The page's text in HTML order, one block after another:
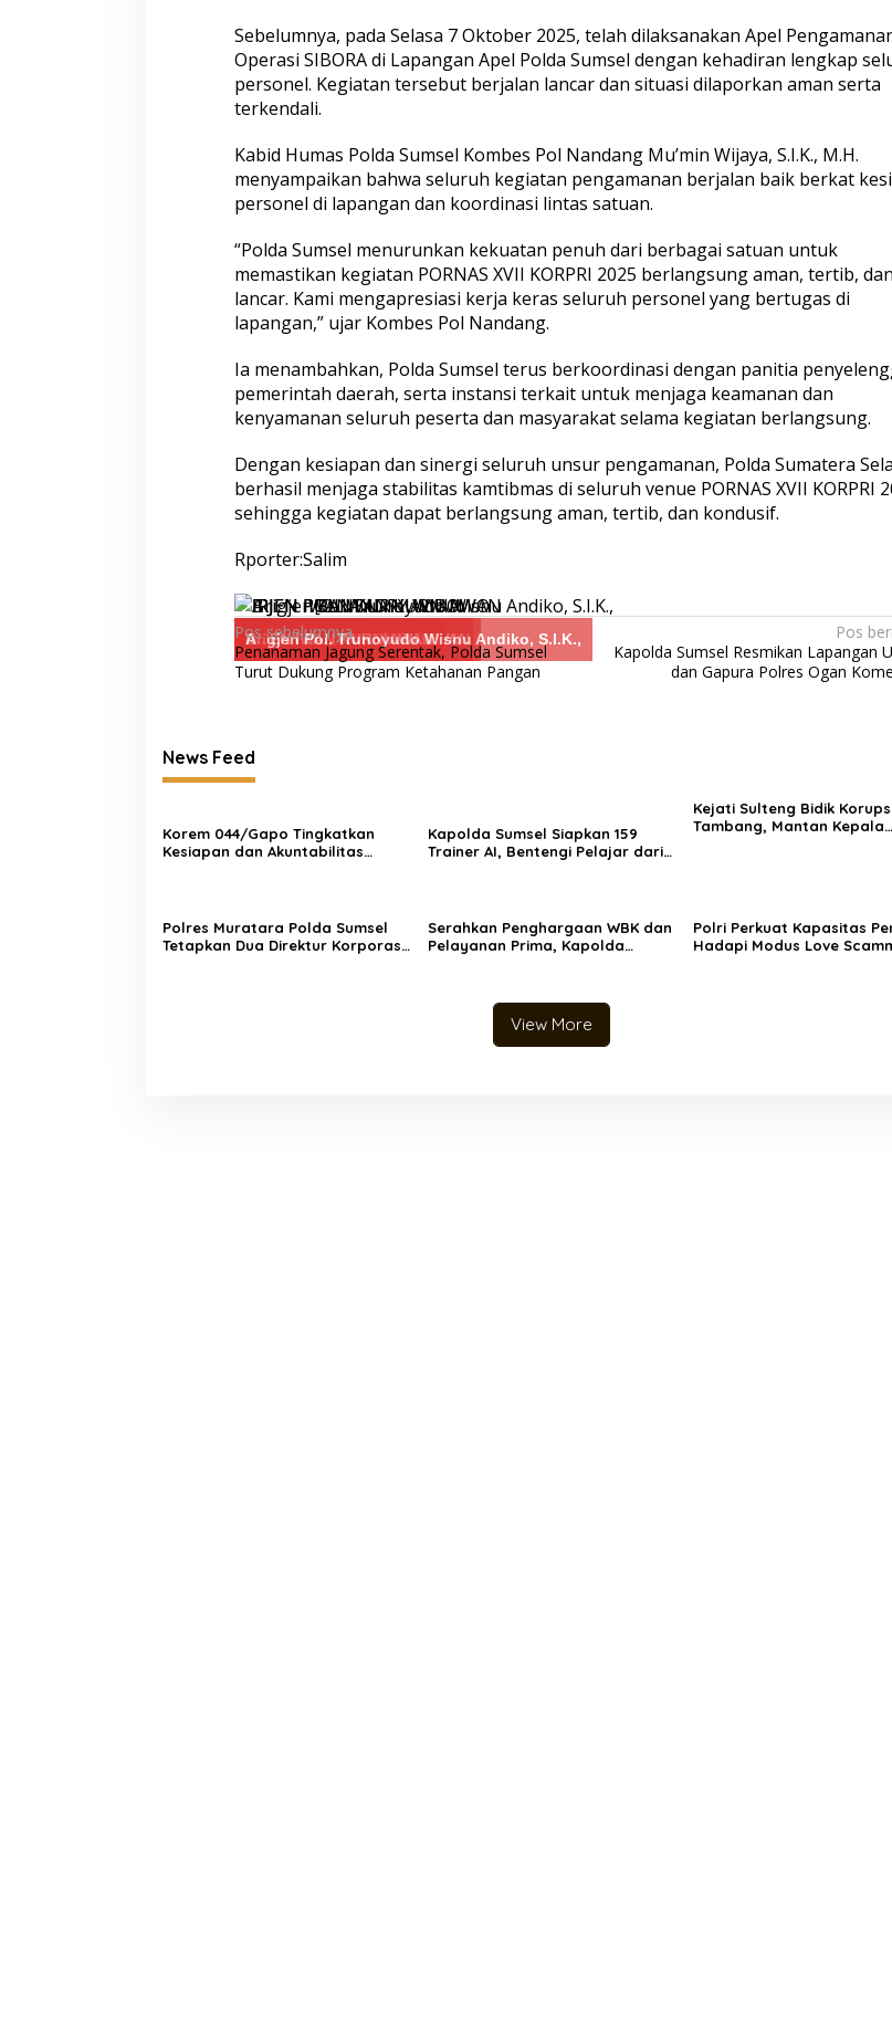
Sebelumnya, pada Selasa 7 Oktober 2025, telah dilaksanakan Apel
Operasi SIBORA di Lapangan Apel Polda Sumsel dengan kehadiran lengkap
personel. Kegiatan tersebut berjalan lancar dan situasi dilaporkan aman serta
terkendali.
Kabid Humas Polda Sumsel Kombes Pol Nandang Mu’min Wijaya, S.I.K., M.H.
menyampaikan bahwa seluruh kegiatan pengamanan berjalan baik berkat
personel di lapangan dan koordinasi lintas satuan.
“Polda Sumsel menurunkan kekuatan penuh dari berbagai satuan untuk
memastikan kegiatan PORNAS XVII KORPRI 2025 berlangsung aman, tertib, dan
lancar. Kami mengapresiasi kerja keras seluruh personel yang bertugas di
lapangan,” ujar Kombes Pol Nandang.
Ia menambahkan, Polda Sumsel terus berkoordinasi dengan panitia
pemerintah daerah, serta instansi terkait untuk menjaga keamanan dan
kenyamanan seluruh peserta dan masyarakat selama kegiatan berlangsung.
Dengan kesiapan dan sinergi seluruh unsur pengamanan, Polda Sumatera
berhasil menjaga stabilitas kamtibmas di seluruh venue PORNAS XVII KORPRI
sehingga kegiatan dapat berlangsung aman, tertib, dan kondusif.
Rporter:Salim
IRJEN P SANDI
IRJEN P[OL ANDRY WIBOWO
IRJEN POL IWAN KURNIAWAN
IRJEN IWAN KURNIAWAN
Brigjen Pol. Trunoyudo Wisnu Andiko, S.I.K.,
A
Navigasi
pos
Pos sebelumnya
Penanaman Jagung Serentak, Polda Sumsel
Turut Dukung Program Ketahanan Pangan
Pos
Kapolda Sumsel Resmikan Lapangan
dan Gapura Polres Ogan
News Feed
Korem 044/Gapo Tingkatkan
Kesiapan dan Akuntabilitas
Kapolda Sumsel Siapkan 159
Trainer AI, Bentengi Pelajar dari
Kejati Sulteng Bidik
Tambang, Mantan Kepala
Polres Muratara Polda Sumsel
Tetapkan Dua Direktur Korporasi
Serahkan Penghargaan WBK dan
Pelayanan Prima, Kapolda
Polri Perkuat Kapasitas
Hadapi Modus Love
View More